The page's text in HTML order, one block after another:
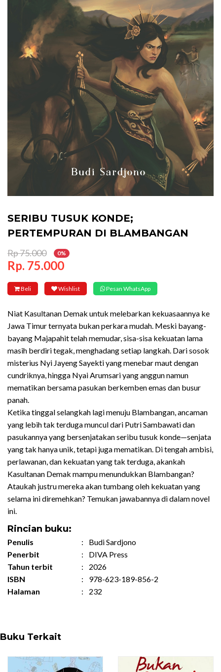
SERIBU TUSUK KONDE;
PERTEMPURAN DI BLAMBANGAN
Rp 75.000 0%
Rp. 75.000
Beli Wishlist Pesan WhatsApp
Niat Kasultanan Demak untuk melebarkan kekuasaannya ke
Jawa Timur ternyata bukan perkara mudah. Meski bayang-
bayang Majapahit telah memudar, sisa-sisa kekuatan lama
masih berdiri tegak, menghadang setiap langkah. Dari sosok
misterius Nyi Jayeng Sayekti yang menebar maut dengan
cundriknya, hingga Nyai Arumsari yang anggun namun
mematikan bersama pasukan berkemben emas dan busur
panah.
Ketika tinggal selangkah lagi menuju Blambangan, ancaman
yang lebih tak terduga muncul dari Putri Sambawati dan
pasukannya yang bersenjatakan seribu tusuk konde—senjata
yang tak hanya unik, tetapi juga mematikan. Di tengah ambisi,
perlawanan, dan kekuatan yang tak terduga, akankah
Kasultanan Demak mampu menundukkan Blambangan?
Ataukah justru mereka akan tumbang oleh kekuatan yang
selama ini diremehkan? Temukan jawabannya di dalam novel
ini.
Rincian buku:
Penulis :
Budi Sardjono
Penerbit
:
DIVA Press
Tahun terbit
:
2026
ISBN
:
978-623-189-856-2
Halaman
: 232
Buku Terkait